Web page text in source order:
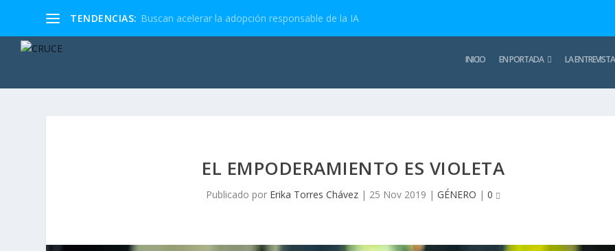
TENDENCIAS: Buscan acelerar la adopción responsable de la IA
INICIO EN PORTADA LA ENTREVISTA
EL EMPODERAMIENTO ES VIOLETA
Publicado por Erika Torres Chávez | 25 Nov 2019 |GÉNERO |0